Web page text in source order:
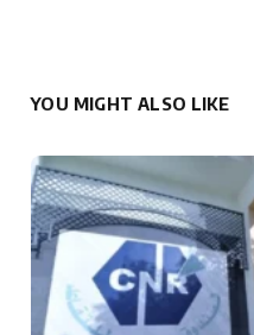
YOU MIGHT ALSO LIKE